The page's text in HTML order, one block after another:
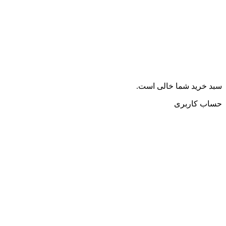
سبد خرید شما خالی است.
حساب کاربری